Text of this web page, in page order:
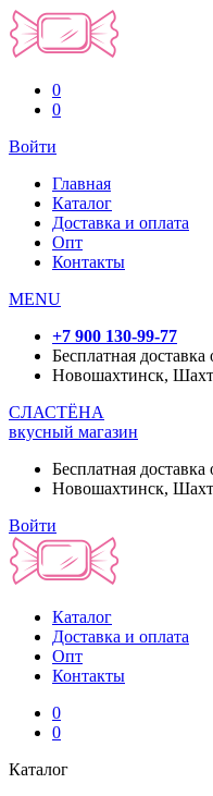
0
0
Войти
Главная
Каталог
Доставка и оплата
Опт
Контакты
MENU
+7 900 130-99-77
Бесплатная доставка
Новошахтинск,
СЛАСТЁНА
вкусный магазин
Бесплатная доставка
Новошахтинск,
Войти
Каталог
Доставка и оплата
Опт
Контакты
0
0
Каталог